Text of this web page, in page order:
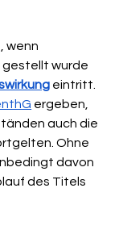
wenn
wurde
eintritt.
ergeben,
auch die
Ohne
davon
des Titels